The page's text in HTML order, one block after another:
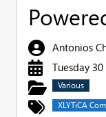
Antonios
Tuesday
Various
XLYTiCA